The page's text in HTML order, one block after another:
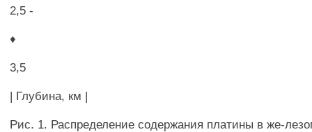
2,5 -
♦
3,5
| Глубина, км |
Рис. 1. Распределение содержания платины в же-